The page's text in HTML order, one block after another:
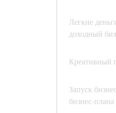
Легкие
доходный
Креативный
Запуск
бизнес-плана